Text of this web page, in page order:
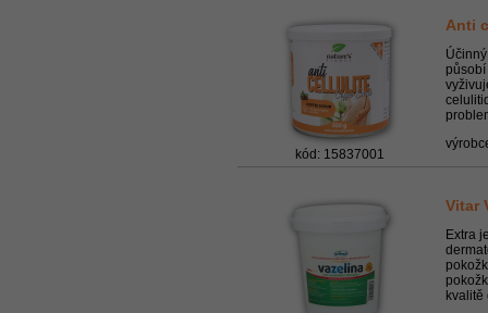
kód: 15837001
Anti
Vitar
Extra
kvalitě